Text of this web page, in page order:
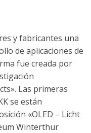
y fabricantes una
de aplicaciones de
fue creada por
Las primeras
se están
«OLED – Licht
Winterthur